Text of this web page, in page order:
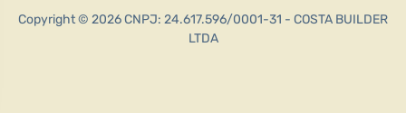
Copyright © 2026 CNPJ: 24.617.596/0001-31 - COSTA BUILDER
LTDA